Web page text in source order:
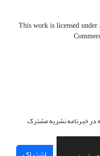
This work is licensed under
در خبرنامه نشریه مشترک